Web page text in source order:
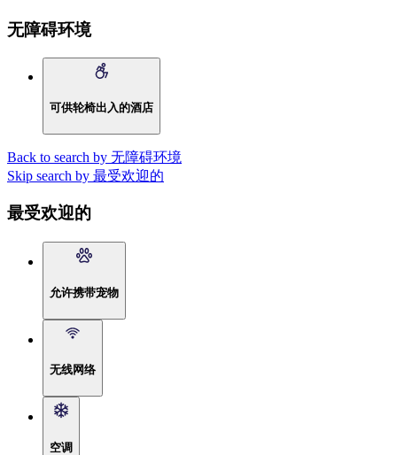
无障碍环境
可供轮椅出入的酒店
Back to search by 无障碍环境
Skip search by 最受欢迎的
最受欢迎的
允许携带宠物
无线网络
空调